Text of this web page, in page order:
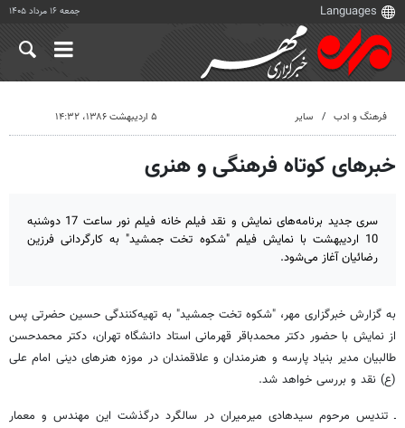
جمعه ۱۶ مرداد ۱۴۰۵
فرهنگ و ادب سایر ۵ اردیبهشت ۱۳۸۶، ۱۴:۳۲
خبرهای کوتاه فرهنگی و هنری
سری جدید برنامه‌های نمایش و نقد فیلم خانه فیلم نور ساعت 17 دوشنبه
10 اردیبهشت با نمایش فیلم "شکوه تخت جمشید" به کارگردانی فرزین
رضائیان آغاز می‌شود.
به گزارش خبرگزاری مهر، "شکوه تخت جمشید" به تهیه‌کنندگی حسین حضرتی پس
از نمایش با حضور دکتر محمدباقر قهرمانی استاد دانشگاه تهران، دکتر محمدحسن
طالبیان مدیر بنیاد پارسه و هنرمندان و علاقمندان در موزه هنرهای دینی امام علی
(ع) نقد و بررسی خواهد شد.
ـ تندیس مرحوم سیدهادی میرمیران در سالگرد درگذشت این مهندس و معمار